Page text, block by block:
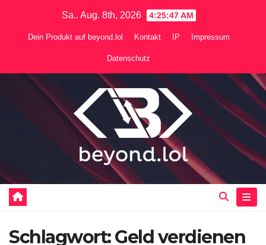
Sa.. Aug. 8th, 2026 4:25:48 AM
Dein Produkt auf beyond.lol Kontakt IP Impressum
Datenschutz
Schlagwort:Geld verdienen